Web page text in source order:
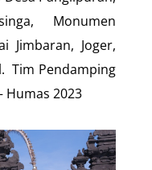
Monumen
Jimbaran, Joger,
Tim Pendamping
Humas 2023